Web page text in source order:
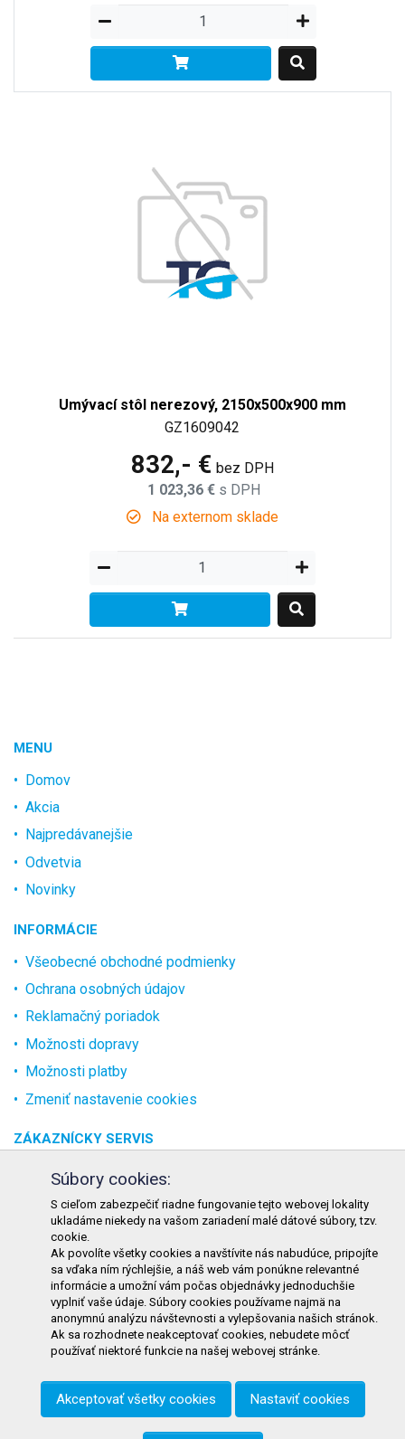
Umývací stôl nerezový, 2150x500x900 mm
GZ1609042
832,- € bez DPH
1 023,36 € s DPH
Na externom sklade
MENU
Domov
Akcia
Najpredávanejšie
Odvetvia
Novinky
INFORMÁCIE
Všeobecné obchodné podmienky
Ochrana osobných údajov
Reklamačný poriadok
Možnosti dopravy
Možnosti platby
Zmeniť nastavenie cookies
ZÁKAZNÍCKY SERVIS
O spoločnosti
Kontakt
Odstúpenie od zmluvy online
KONTAKT
TURON GASTRO s.r.o.
Starohorského 4328/3
031 01 Liptovský Mikuláš
Slovenská republika
Telefón:+421 911 585 730
objednavky@tgastro.sk
Súbory cookies:
S cieľom zabezpečiť riadne fungovanie tejto webovej lokality
ukladáme niekedy na vašom zariadení malé dátové súbory, tzv.
cookie.
Ak povolíte všetky cookies a navštívite nás nabudúce, pripojíte
sa vďaka ním rýchlejšie, a náš web vám ponúkne relevantné
informácie a umožní vám počas objednávky jednoduchšie
vyplniť vaše údaje. Súbory cookies používame najmä na
anonymnú analýzu návštevnosti a vylepšovania našich stránok.
Ak sa rozhodnete neakceptovať cookies, nebudete môcť
používať niektoré funkcie na našej webovej stránke.
Akceptovať všetky cookies Nastaviť cookies